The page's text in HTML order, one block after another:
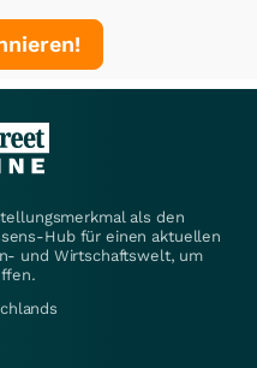
als den
Hub für einen aktuellen
und Wirtschaftswelt, um